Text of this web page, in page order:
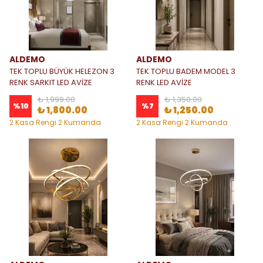
ALDEMO
TEK TOPLU BÜYÜK HELEZON 3
RENK SARKIT LED AVİZE
%10
₺ 1,999.00
₺ 1,800.00
2 Kasa Rengi 2 Kumanda
ALDEMO
TEK TOPLU BADEM MODEL 3
RENK LED AVİZE
%7
₺ 1,350.00
₺ 1,250.00
2 Kasa Rengi 2 Kumanda